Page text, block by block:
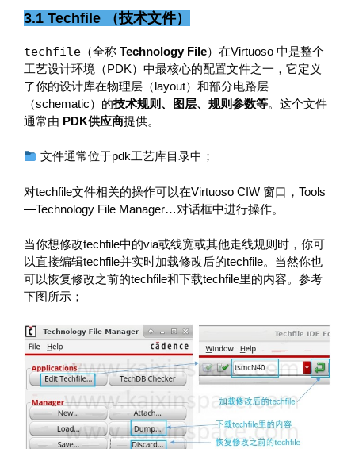
3.1 Techfile （技术文件）
techfile （全称 Technology File）在Virtuoso 中是整个
工艺设计环境（PDK）中最核心的配置文件之一，它定义
了你的设计库在物理层（layout）和部分电路层
（schematic）的技术规则、图层、规则参数等。这个文件
通常由 PDK供应商提供。
文件通常位于pdk工艺库目录中；
对techfile文件相关的操作可以在Virtuoso CIW 窗口，Tools
—Technology File Manager…对话框中进行操作。
当你想修改techfile中的via或线宽或其他走线规则时，你可
以直接编辑techfile并实时加载修改后的techfile。当然你也
可以恢复修改之前的techfile和下载techfile里的内容。参考
下图所示；